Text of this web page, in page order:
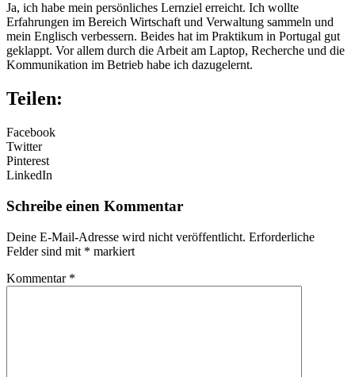
Ja, ich habe mein persönliches Lernziel erreicht. Ich wollte
Erfahrungen im Bereich Wirtschaft und Verwaltung sammeln und
mein Englisch verbessern. Beides hat im Praktikum in Portugal gut
geklappt. Vor allem durch die Arbeit am Laptop, Recherche und die
Kommunikation im Betrieb habe ich dazugelernt.
Teilen:
Facebook
Twitter
Pinterest
LinkedIn
Schreibe einen Kommentar
Deine E-Mail-Adresse wird nicht veröffentlicht. Erforderliche
Felder sind mit * markiert
Kommentar *